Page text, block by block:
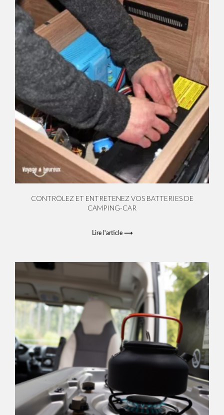
CONTRÔLEZ ET ENTRETENEZ VOS BATTERIES DE
CAMPING-CAR
Lire l'article ⟶